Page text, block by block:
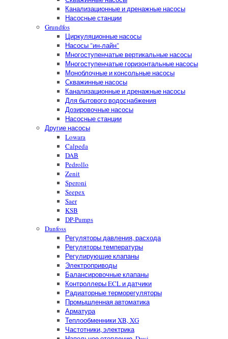
Канализационные и дренажные насосы
Насосные станции
Grundfos
Циркуляционные насосы
Насосы "ин-лайн"
Многоступенчатые вертикальные насосы
Многоступенчатые горизонтальные насосы
Моноблочные и консольные насосы
Скважинные насосы
Канализационные и дренажные насосы
Для бытового водоснабжения
Дозировочные насосы
Насосные станции
Другие насосы
Lowara
Calpeda
DAB
Pedrollo
Zenit
Speroni
Seepex
Saer
KSB
DP-Pumps
Danfoss
Регуляторы давления, расхода
Регуляторы температуры
Регулирующие клапаны
Электроприводы
Балансировочные клапаны
Контроллеры ECL и датчики
Радиаторные терморегуляторы
Промышленная автоматика
Арматура
Теплообменники XB, XG
Частотники, электрика